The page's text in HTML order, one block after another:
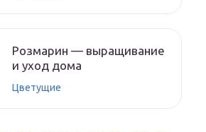
Розмарин — выращивание
и уход дома
Цветущие